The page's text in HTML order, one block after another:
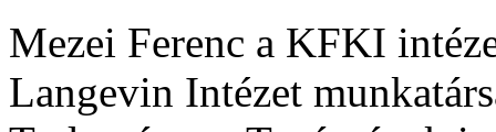
Mezei Ferenc a KFKI
Langevin Intézet